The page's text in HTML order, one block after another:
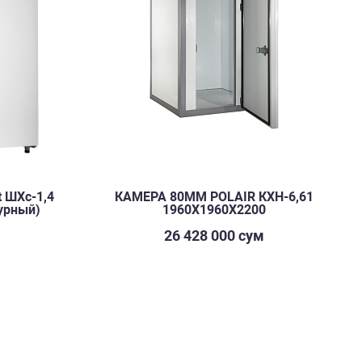
ШХс-1,4
КАМЕРА 80ММ POLAIR КХН-6,61
1960Х1960Х2200
26 428 000 сум